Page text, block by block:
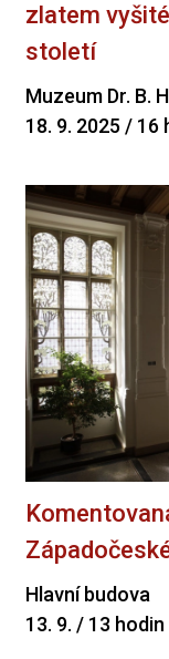
zlatem
století
Muzeum Dr. B.
18. 9. 2025 / 16
Hlavní budova
13. 9. / 13 hodin